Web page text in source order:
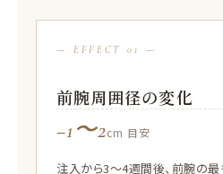
— EFFECT 01 —
前腕周囲径の変化
−1〜2cm 目安
注入から3〜4週間後、前腕の